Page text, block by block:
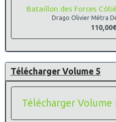
Bataillon des Forces
Drago Olivier Métra
110,00€
Télécharger Volume 5
Télécharger Volume